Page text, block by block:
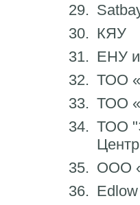
КЯУ
ЕНУ
ТОО
ТОО
ТОО
ООО